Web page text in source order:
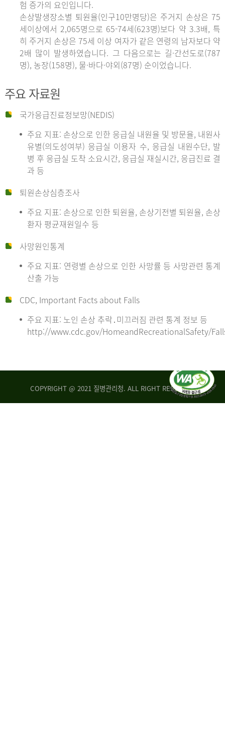
험 증가의 요인입니다.
손상발생장소별 퇴원율(인구10만명당)은 주거지 손상은 75
세이상에서 2,065명으로 65-74세(623명)보다 약 3.3배, 특
히 주거지 손상은 75세 이상 여자가 같은 연령의 남자보다 약
2배 많이 발생하였습니다. 그 다음으로는 길·간선도로(787
명), 농장(158명), 물·바다·야외(87명) 순이었습니다.
주요 자료원
국가응급진료정보망(NEDIS)
주요 지표: 손상으로 인한 응급실 내원율 및 방문율, 내원사
유별(의도성여부) 응급실 이용자 수, 응급실 내원수단, 발
병 후 응급실 도착 소요시간, 응급실 재실시간, 응급진료 결
과 등
퇴원손상심층조사
주요 지표: 손상으로 인한 퇴원율, 손상기전별 퇴원율, 손상
환자 평균재원일수 등
사망원인통계
주요 지표: 연령별 손상으로 인한 사망률 등 사망관련 통계
산출 가능
CDC, Important Facts about Falls
주요 지표: 노인 손상 추락․미끄러짐 관련 통계 정보 등
http://www.cdc.gov/HomeandRecreationalSafety/
COPYRIGHT @ 2021 질병관리청. ALL RIGHT RESERVED